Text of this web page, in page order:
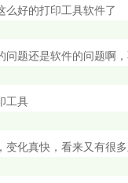
么好的打印工具软件了
问题还是软件的问题啊
工具
变化真快，看来又有很